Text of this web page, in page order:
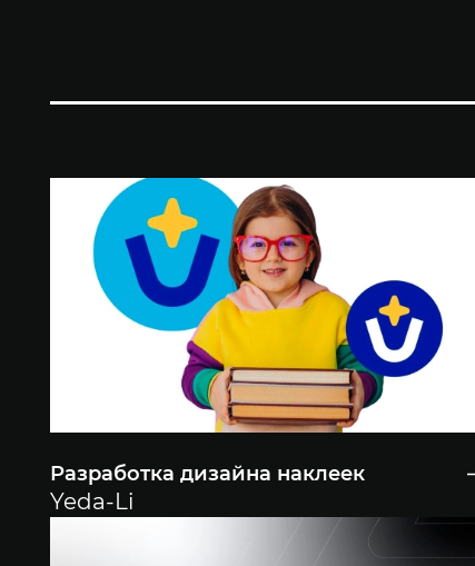
Разработка дизайна наклеек
Yeda-Li